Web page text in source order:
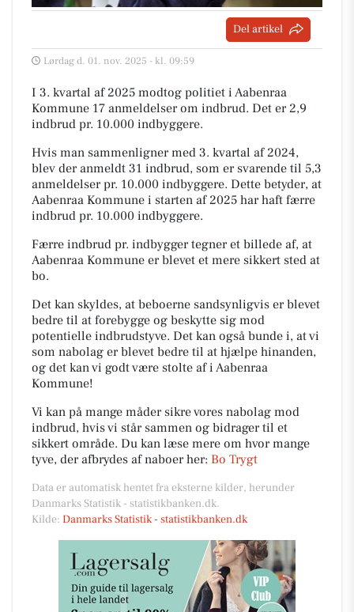
Del artikel
Lørdag d. 01. nov. 2025 - kl. 09:59
I 3. kvartal af 2025 modtog politiet i Aabenraa
Kommune 17 anmeldelser om indbrud. Det er 2,9
indbrud pr. 10.000 indbyggere.
Hvis man sammenligner med 3. kvartal af 2024,
blev der anmeldt 31 indbrud, som er svarende til 5,3
anmeldelser pr. 10.000 indbyggere. Dette betyder, at
Aabenraa Kommune i starten af 2025 har haft færre
indbrud pr. 10.000 indbyggere.
Færre indbrud pr. indbygger tegner et billede af, at
Aabenraa Kommune er blevet et mere sikkert sted at
bo.
Det kan skyldes, at beboerne sandsynligvis er blevet
bedre til at forebygge og beskytte sig mod
potentielle indbrudstyve. Det kan også bunde i, at vi
som nabolag er blevet bedre til at hjælpe hinanden,
og det kan vi godt være stolte af i Aabenraa
Kommune!
Vi kan på mange måder sikre vores nabolag mod
indbrud, hvis vi står sammen og bidrager til et
sikkert område. Du kan læse mere om hvor mange
tyve, der afbrydes af naboer her: Bo Trygt
Data er automatisk hentet fra eksterne kilder, herunder
Danmarks Statistik - statistikbanken.dk.
Kilde: Danmarks Statistik - statistikbanken.dk